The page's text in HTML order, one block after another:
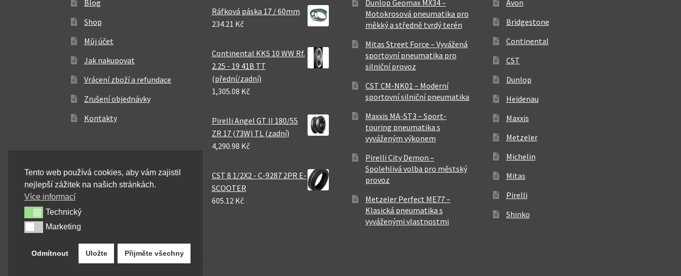
Blog
Shop
Můj účet
Jak nakupovat
Vrácení zboží a refundace
Zrušení objednávky
Kontakty
Ráfková páska 17 / 60mm
234.21 Kč
Continental KKS 10 WW Rf.
2.25 - 19 41B TT
(přední/zadní)
1,305.08 Kč
Pirelli Angel GT II 180/55
ZR 17 (73W) TL (zadní)
4,290.98 Kč
CST 8 1/2X2 - C-9287 2PR E-
SCOOTER
605.12 Kč
Dunlop Geomax MX34 –
Motokrosová pneumatika pro
měkký a středně tvrdý terén
Mitas Street Force – Vyvážená
sportovní pneumatika pro
silniční provoz
CST CM-NK01 – Moderní
sportovní silniční pneumatika
Maxxis MA-ST3 – Sport-
touring pneumatika s
vyváženým výkonem
Pirelli City Demon –
Spolehlivá volba pro městský
provoz
Metzeler Perfect ME77 –
Klasická pneumatika s
vyváženými vlastnostmi
Avon
Bridgestone
Continental
CST
Dunlop
Heidenau
Maxxis
Metzeler
Michelin
Mitas
Pirelli
Shinko
Tento web používá cookies, aby vám zajistil
nejlepší zážitek na našich stránkách.
Více informací
TechnickýTechnický
MarketingMarketing
Odmítnout Uložte Přijměte všechny